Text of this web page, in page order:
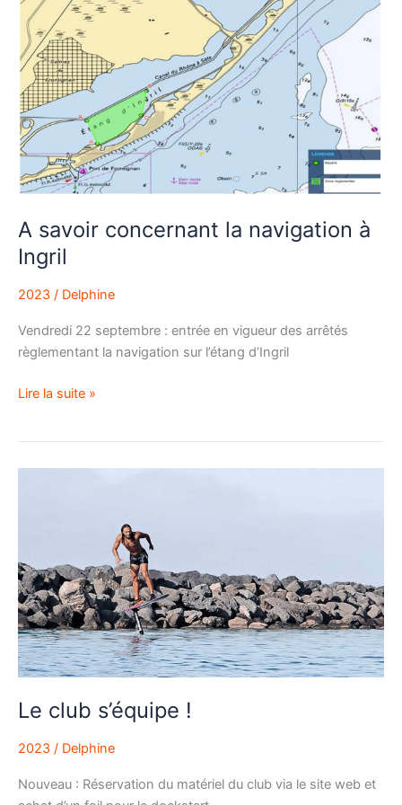
A savoir concernant la navigation à
Ingril
2023 / Delphine
Vendredi 22 septembre : entrée en vigueur des arrêtés
règlementant la navigation sur l’étang d’Ingril
savoir
concernant
la
navigation
à
Ingril
Lire la suite »
Le club s’équipe !
2023 / Delphine
Nouveau : Réservation du matériel du club via le site web et